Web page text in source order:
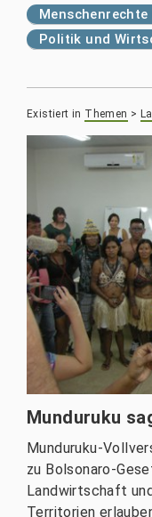
Politik und
Existiert in Themen >
Munduruku
Munduruku-
zu Bolsonaro-
Landwirtschaft
Territorien